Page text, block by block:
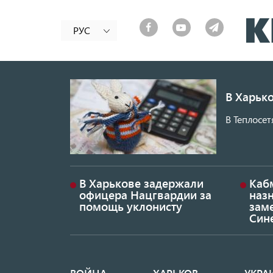
РУС
В
В
В Харькове задержали
офицера Нацгвардии за
помощь уклонисту